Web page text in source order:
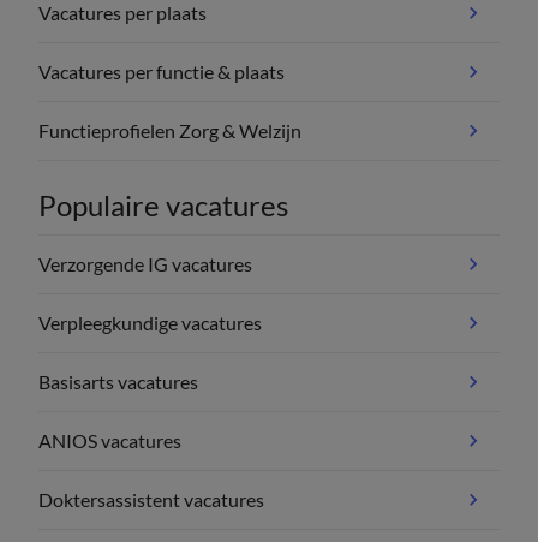
Vacatures per plaats
Vacatures per functie & plaats
Functieprofielen Zorg & Welzijn
Populaire vacatures
Verzorgende IG vacatures
Verpleegkundige vacatures
Basisarts vacatures
ANIOS vacatures
Doktersassistent vacatures